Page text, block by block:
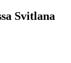
Svitlana